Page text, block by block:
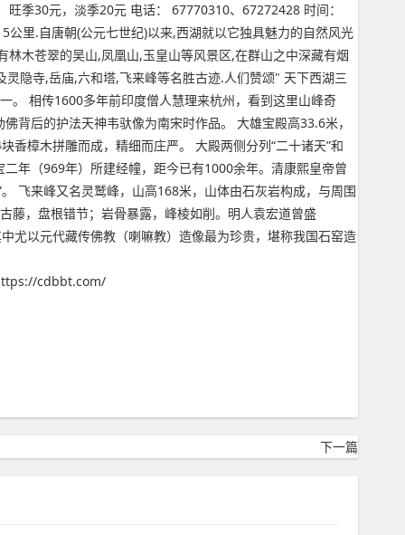
季30元，淡季20元 电话： 67770310、67272428 时间：
里.自唐朝(公元七世纪)以来,西湖就以它独具魅力的自然风光
木苍翠的吴山,凤凰山,玉皇山等风景区,在群山之中深藏有烟
隐寺,岳庙,六和塔,飞来峰等名胜古迹.人们赞颂" 天下西湖三
。 相传1600多年前印度僧人慧理来杭州，看到这里山峰奇
背后的护法天神韦驮像为南宋时作品。 大雄宝殿高33.6米，
樟木拼雕而成，精细而庄严。 大殿两侧分列“二十诸天”和
年（969年）所建经幢，距今已有1000余年。清康熙皇帝曾
飞来峰又名灵鹫峰，山高168米，山体由石灰岩构成，与周围
藤，盘根错节；岩骨暴露，峰棱如削。明人袁宏道曾盛
尤以元代藏传佛教（喇嘛教）造像最为珍贵，堪称我国石窑造
https://cdbbt.com/
下一篇